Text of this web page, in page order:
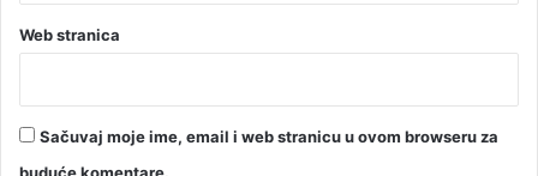
Web stranica
Sačuvaj moje ime, email i web stranicu u ovom browseru za